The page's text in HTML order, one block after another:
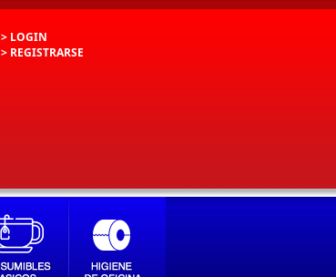
> LOGIN
> REGISTRARSE